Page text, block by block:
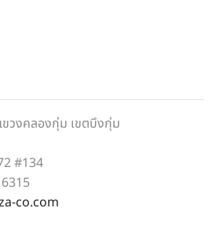
วงคลองกุ่ม เขตบึงกุ่ม
#134
co.com